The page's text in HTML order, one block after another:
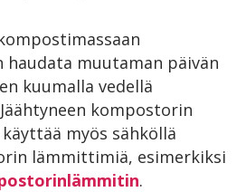
haudata muutaman päivän
kuumalla vedellä
kompostorin
myös sähköllä
lämmittimiä, esimerkiksi
.